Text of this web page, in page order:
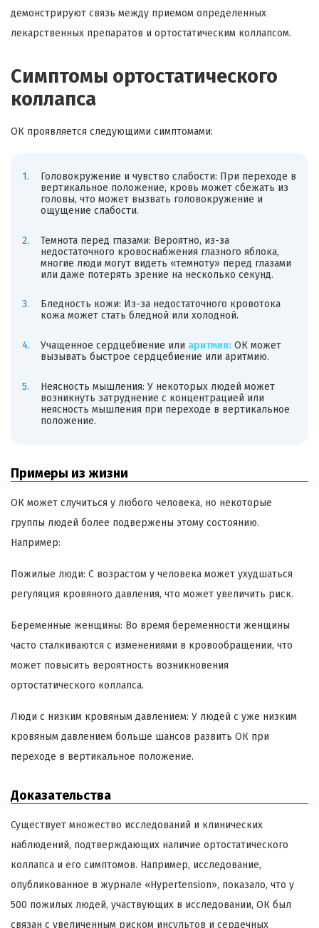
демонстрируют связь между приемом определенных
лекарственных препаратов и ортостатическим коллапсом.
Симптомы ортостатического
коллапса
ОК проявляется следующими симптомами:
Головокружение и чувство слабости: При переходе в
вертикальное положение, кровь может сбежать из
головы, что может вызвать головокружение и
ощущение слабости.
Темнота перед глазами: Вероятно, из-за
недостаточного кровоснабжения глазного яблока,
многие люди могут видеть «темноту» перед глазами
или даже потерять зрение на несколько секунд.
Бледность кожи: Из-за недостаточного кровотока
кожа может стать бледной или холодной.
Учащенное сердцебиение или аритмия: ОК может
вызывать быстрое сердцебиение или аритмию.
Неясность мышления: У некоторых людей может
возникнуть затруднение с концентрацией или
неясность мышления при переходе в вертикальное
положение.
Примеры из жизни
ОК может случиться у любого человека, но некоторые
группы людей более подвержены этому состоянию.
Например:
Пожилые люди: С возрастом у человека может ухудшаться
регуляция кровяного давления, что может увеличить риск.
Беременные женщины: Во время беременности женщины
часто сталкиваются с изменениями в кровообращении, что
может повысить вероятность возникновения
ортостатического коллапса.
Люди с низким кровяным давлением: У людей с уже низким
кровяным давлением больше шансов развить ОК при
переходе в вертикальное положение.
Доказательства
Существует множество исследований и клинических
наблюдений, подтверждающих наличие ортостатического
коллапса и его симптомов. Например, исследование,
опубликованное в журнале «Hypertension», показало, что у
500 пожилых людей, участвующих в исследовании, ОК был
связан с увеличенным риском инсультов и сердечных